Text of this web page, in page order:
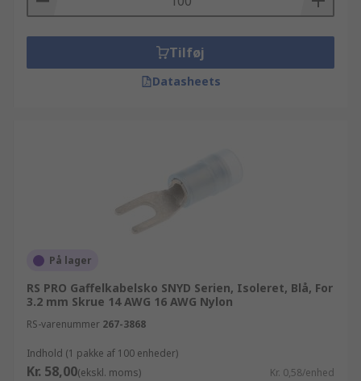
Tilføj
Datasheets
På lager
RS PRO Gaffelkabelsko SNYD Serien, Isoleret, Blå, For
3.2 mm Skrue 14 AWG 16 AWG Nylon
RS-varenummer 267-3868
Indhold (1 pakke af 100 enheder)
Kr. 58,00(ekskl. moms) Kr. 0,58/enhed